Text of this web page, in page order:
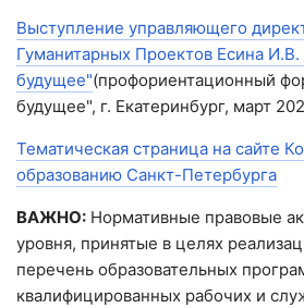
Выступление управляющего
Гуманитарных Проектов Есина
будущее"(профориентационный
будущее", г. Екатеринбург, март
Тематическая страница на сайте
образованию Санкт-Петербурга
ВАЖНО: Нормативные правовые
уровня, принятые в целях
перечень образовательных
квалифицированных рабочих и